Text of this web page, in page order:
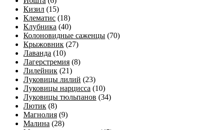
Кизил (15)
Клематис (18)
Клубника (40)
Колоновидные саженцы (70)
Крыжовник (27)
Лаванда (10)
Лагерстремия (8)
Лилейник (21)
Луковицы лилий (23)
Луковицы нарцисса (10)
Луковицы тюльпанов (34)
Лютик (8)
Магнолия (9)
Малина (28)